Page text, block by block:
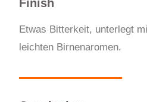
Finish
Etwas Bitterkeit, unterlegt
leichten Birnenaromen.